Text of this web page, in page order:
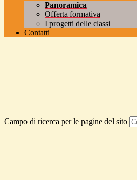
Panoramica
Offerta formativa
I progetti delle classi
Contatti
Campo di ricerca per le pagine del sito